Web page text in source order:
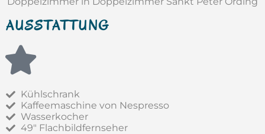
AUSSTATTUNG
Kühlschrank
Kaffeemaschine von Nespresso
Wasserkocher
49" Flachbildfernseher